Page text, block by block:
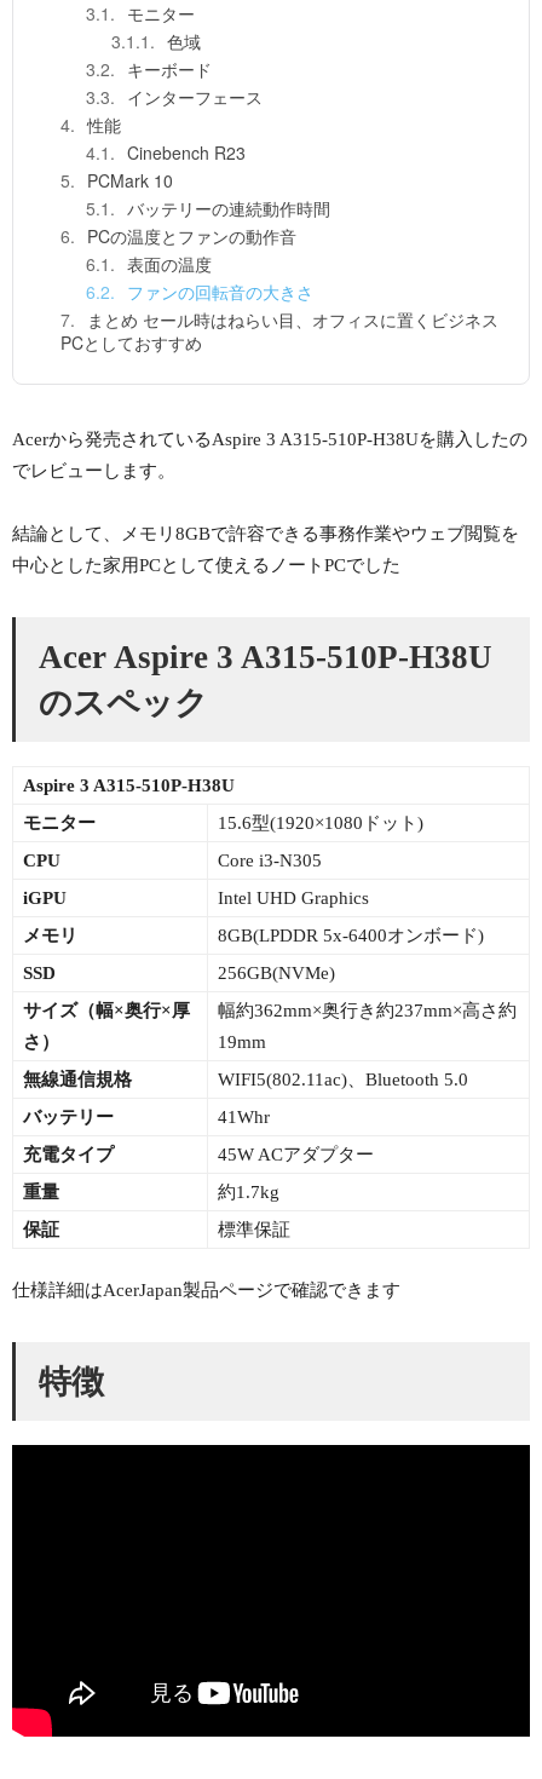
モニター
色域
キーボード
インターフェース
性能
Cinebench R23
PCMark 10
バッテリーの連続動作時間
PCの温度とファンの動作音
表面の温度
ファンの回転音の大きさ
まとめ セール時はねらい目、オフィスに置くビジネス
PCとしておすすめ
Acerから発売されているAspire 3 A315-510P-H38Uを購入したの
でレビューします。
結論として、メモリ8GBで許容できる事務作業やウェブ閲覧を
中心とした家用PCとして使えるノートPCでした
Acer Aspire 3 A315-510P-H38U
のスペック
Aspire 3 A315-510P-H38U
モニター
15.6型(1920×1080ドット)
CPU
Core i3-N305
iGPU
Intel UHD Graphics
メモリ
8GB(LPDDR 5x-6400オンボード)
SSD
256GB(NVMe)
サイズ（幅×奥行×厚
さ）
幅約362mm×奥行き約237mm×高さ約
19mm
無線通信規格
WIFI5(802.11ac)、Bluetooth 5.0
バッテリー
41Whr
充電タイプ
45W ACアダプター
重量
約1.7kg
保証
標準保証
仕様詳細はAcerJapan製品ページで確認できます
特徴